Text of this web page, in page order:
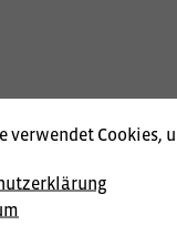
verwendet Cookies,